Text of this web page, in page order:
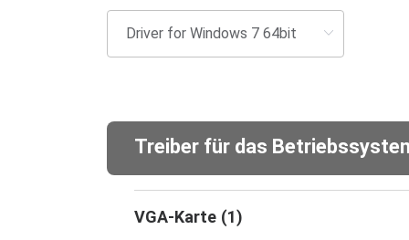
Treiber für das
VGA-Karte (1)